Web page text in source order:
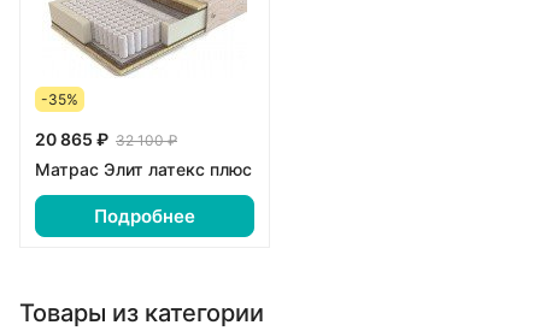
-35%
20 865 ₽ 32 100 ₽
Матрас Элит латекс плюс
Подробнее
Товары из категории